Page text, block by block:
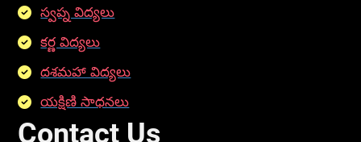
స్వప్న విద్యలు
కర్ణ విద్యలు
దశమహా విద్యలు
యక్షిణి సాధనలు
Contact Us